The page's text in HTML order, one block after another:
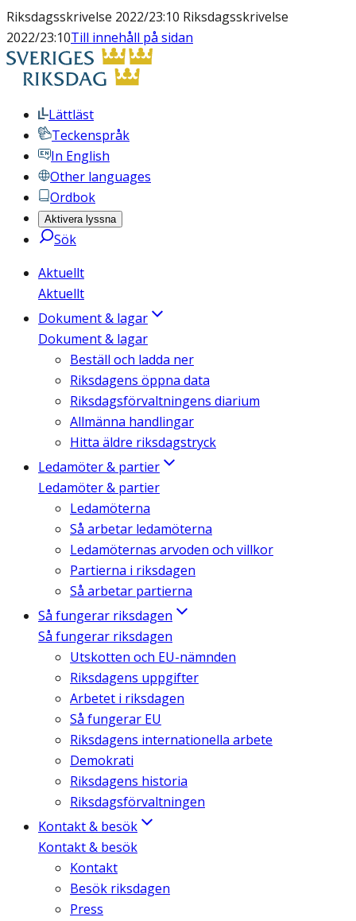
Riksdagsskrivelse 2022/23:10 Riksdagsskrivelse
2022/23:10Till innehåll på sidan
Lättläst
Teckenspråk
In English
Other languages
Ordbok
Aktivera lyssna
Sök
Aktuellt
Aktuellt
Dokument & lagar
Dokument & lagar
Beställ och ladda ner
Riksdagens öppna data
Riksdagsförvaltningens diarium
Allmänna handlingar
Hitta äldre riksdagstryck
Ledamöter & partier
Ledamöter & partier
Ledamöterna
Så arbetar ledamöterna
Ledamöternas arvoden och villkor
Partierna i riksdagen
Så arbetar partierna
Så fungerar riksdagen
Så fungerar riksdagen
Utskotten och EU-nämnden
Riksdagens uppgifter
Arbetet i riksdagen
Så fungerar EU
Riksdagens internationella arbete
Demokrati
Riksdagens historia
Riksdagsförvaltningen
Kontakt & besök
Kontakt & besök
Kontakt
Besök riksdagen
Press